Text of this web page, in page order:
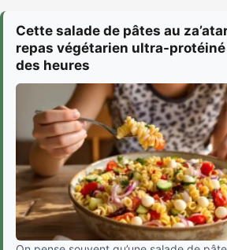
Cette salade de pâtes au
repas végétarien ultra-
des heures